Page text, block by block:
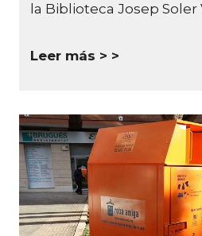
la Biblioteca Josep Soler
Leer más >